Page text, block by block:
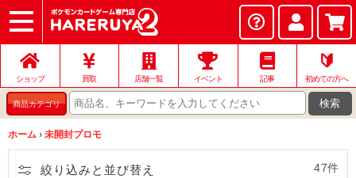
ショップ
店頭買取
ネット買取
店舗一覧
イベント
お問い合わせ
ショップ 買取 店舗一覧 イベント 記事
🔰
初めての方へ
商品カテゴリ 検索
ホーム › 未開封プロモ
絞り込みと並び替え 47件